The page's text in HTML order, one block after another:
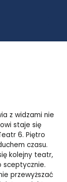
z widzami nie
staje się
6. Piętro
czasu.
kolejny teatr,
sceptycznie.
przewyższać